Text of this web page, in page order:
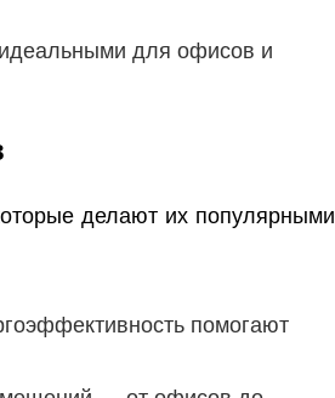
для офисов и
делают их популярными
помогают